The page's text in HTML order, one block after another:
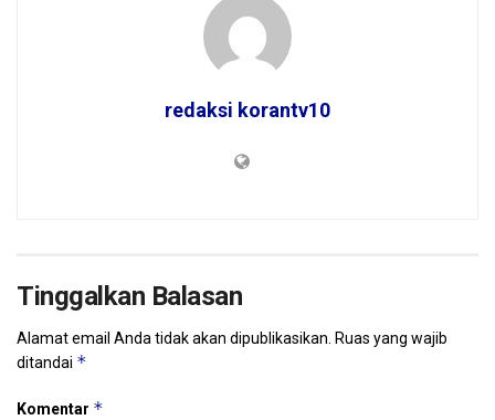
redaksi korantv10
Tinggalkan Balasan
Alamat email Anda tidak akan dipublikasikan. Ruas yang wajib
ditandai *
Komentar *